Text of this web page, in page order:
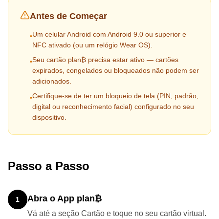
Antes de Começar
•Um celular Android com Android 9.0 ou superior e
NFC ativado (ou um relógio Wear OS).
•Seu cartão plan₿ precisa estar ativo — cartões
expirados, congelados ou bloqueados não podem ser
adicionados.
•Certifique-se de ter um bloqueio de tela (PIN, padrão,
digital ou reconhecimento facial) configurado no seu
dispositivo.
Passo a Passo
1 Abra o App plan₿
Vá até a seção Cartão e toque no seu cartão virtual.